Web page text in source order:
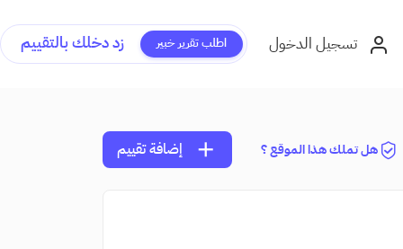
تسجيل الدخول اطلب تقرير خبير زد دخلك بالتقييم
هل تملك هذا الموقع ؟ add إضافة تقييم